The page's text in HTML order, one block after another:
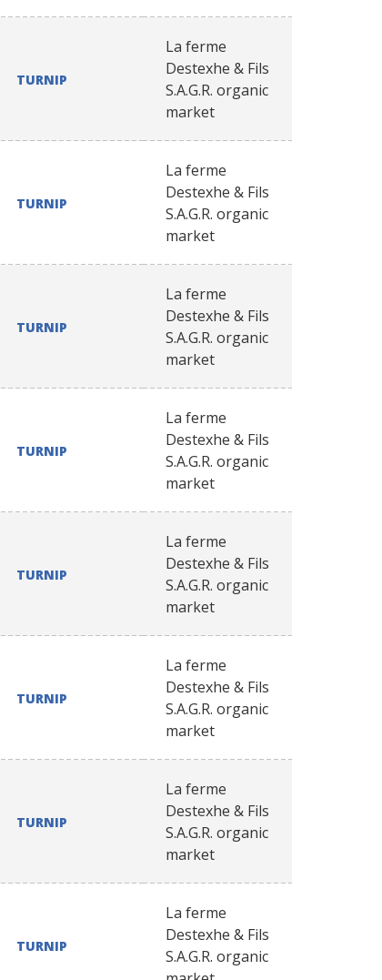
TURNIP
La ferme
Destexhe & Fils
S.A.G.R. organic
market
TURNIP
La ferme
Destexhe & Fils
S.A.G.R. organic
market
TURNIP
La ferme
Destexhe & Fils
S.A.G.R. organic
market
TURNIP
La ferme
Destexhe & Fils
S.A.G.R. organic
market
TURNIP
La ferme
Destexhe & Fils
S.A.G.R. organic
market
TURNIP
La ferme
Destexhe & Fils
S.A.G.R. organic
market
TURNIP
La ferme
Destexhe & Fils
S.A.G.R. organic
market
TURNIP
La ferme
Destexhe & Fils
S.A.G.R. organic